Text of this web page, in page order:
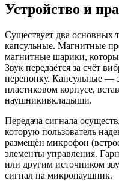
Устройство и
Существует два основных
капсульные. Магнитные
магнитные шарики,
Звук передаётся за счёт
перепонку. Капсульные —
пластиковом корпусе,
наушникивкладыши.
Передача сигнала
которую пользователь
размещён микрофон
элементы управления.
или другим источником
сигнал на микронаушник.